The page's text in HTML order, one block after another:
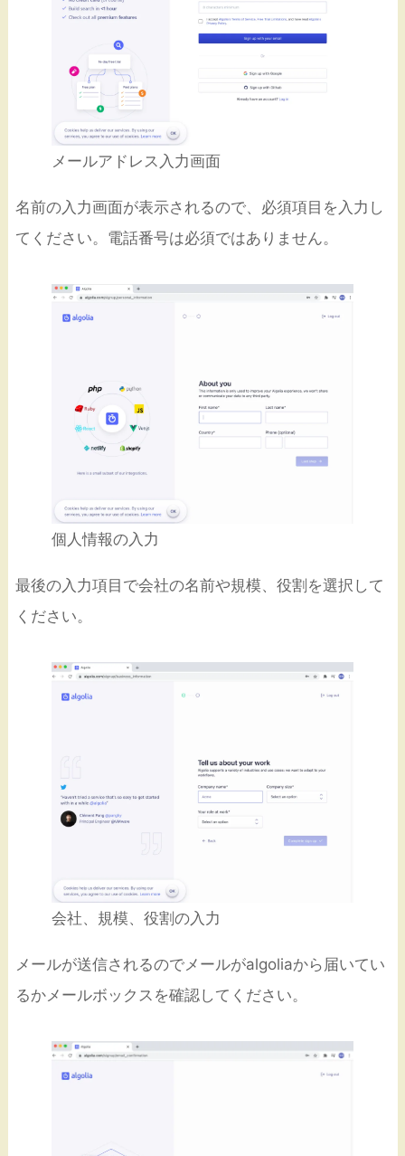
メールアドレス入力画面
名前の入力画面が表示されるので、必須項目を入力し
てください。電話番号は必須ではありません。
個人情報の入力
最後の入力項目で会社の名前や規模、役割を選択して
ください。
会社、規模、役割の入力
メールが送信されるのでメールがalgoliaから届いてい
るかメールボックスを確認してください。